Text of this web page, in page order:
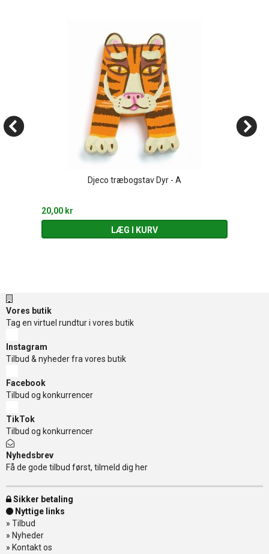
Djeco træbogstav Dyr - A
20,00 kr
LÆG I KURV
Vores butik
Tag en virtuel rundtur i vores butik
Instagram
Tilbud & nyheder fra vores butik
Facebook
Tilbud og konkurrencer
TikTok
Tilbud og konkurrencer
Nyhedsbrev
Få de gode tilbud først, tilmeld dig her
Sikker betaling
Nyttige links
» Tilbud
» Nyheder
» Kontakt os